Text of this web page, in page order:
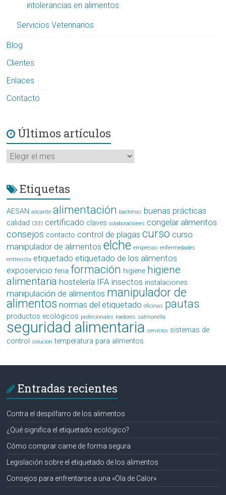
intolerancias en alimentos
Servicios Veterinarios
Blog
Clientes
Enlaces
Contacto
Últimos artículos
Últimos
artículos
Etiquetas
AESAN alicante alimentación bacterias buenas prácticas
calidad CEEI certificado claves colaboraciones congelar alimentos
consejos contacto control de plagas curso curso
manipulador de alimentos elche empresas enfermedades
entrevista etiquetado etiquetado de los alimentos
exposervicio feria formación higiene higiene
alimentaria hostelería IFA insectos instalaciones
manipulación de alimentos manipulador de
alimentos normas del etiquetado oficinas pautas
productos ecológicos profesionales roedores salmonella
seguridad alimentaria servicios sistemas de
control
solución temperatura para alimentos
Entradas recientes
Contra el despilfarro de los alimentos
¿Qué significa el etiquetado ecológico?
Cómo comprar carne de forma segura
Legislación sobre el etiquetado de los alimentos
Consejos para enfrentarse a una «Ola de Calor»